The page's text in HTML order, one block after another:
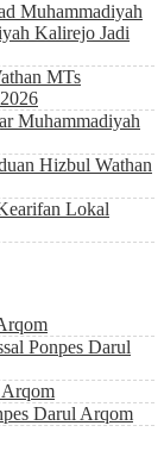
Muhammadiyah
Kalirejo Jadi
MTs
Muhammadiyah
Hizbul Wathan
Lokal
Ponpes Darul
Arqom
Darul Arqom